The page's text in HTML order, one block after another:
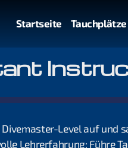
Startseite Tauchplätze
Divemaster-Level auf und
Lehrerfahrung: Führe